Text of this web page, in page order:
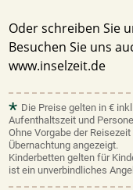
Oder schreiben Sie
Besuchen Sie uns
www.inselzeit.de
* Die Preise gelten in €
Aufenthaltszeit und
Ohne Vorgabe der
Übernachtung angezeigt.
Kinderbetten gelten für
ist ein unverbindliches